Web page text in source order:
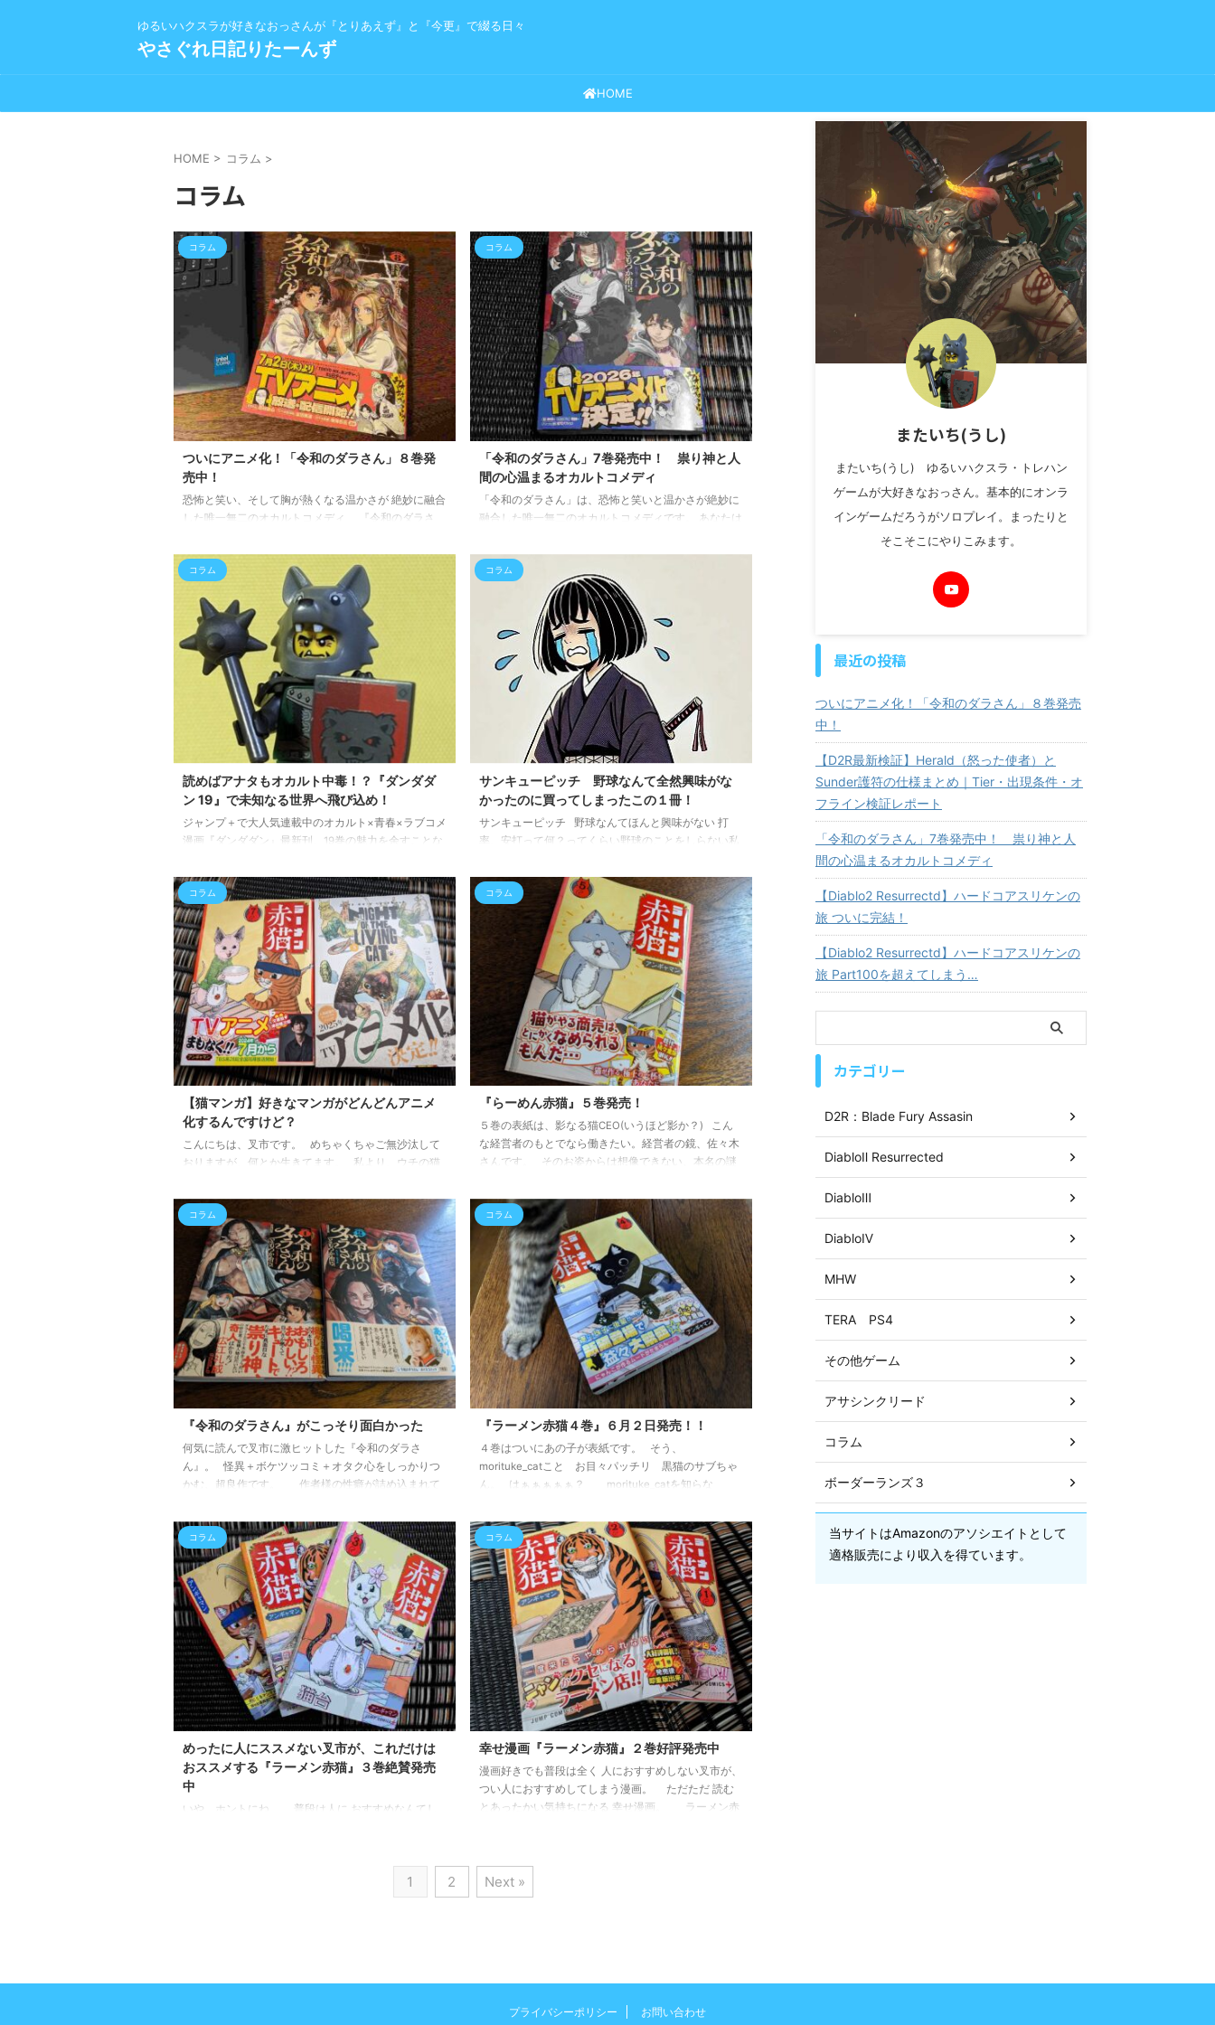
ゆるいハクスラが好きなおっさんが『とりあえず』と『今更』で綴る日々
やさぐれ日記りたーんず
HOME
HOME > コラム >
コラム
コラム
ついにアニメ化！「令和のダラさん」８巻発
売中！
恐怖と笑い、そして胸が熱くなる温かさが 絶妙に融合
した唯一無二のオカルトコメディ 『令和のダラさ
いだけの日常漫画には飽きた…」 「裏設定やストーリ
ーがしっかり練り込まれた深みのある漫画が読みた
い！」 そんなあなたにこそ、今１番おすすめしたい
作品です。 本作は、恐ろしい姿をした半人半蛇の祟
り神 「屋跨斑（やまたぎまだら）」と、 どんな怪異
にも物怖じしない不敵な姉弟の交流を描いた物語。
見た ...
コラム
「令和のダラさん」7巻発売中！ 祟り神と人
間の心温まるオカルトコメディ
「令和のダラさん」は、恐怖と笑いと温かさが絶妙に
融合した唯一無二のオカルトコメディです。 あなたは
か？ 「令和のダラさん」は、半人半蛇の祟り神「屋跨
斑(やまたぎまだら)」と、物怖じしない姉弟の交流を
描いた作品。 恐ろしい見た目なのに優しい心(と胸)を
持つダラさんと、彼女を「ダラさん」と呼んで慕う日
向・薫姉弟の日常が、読者の心をがっちり掴みます。
他の漫画にはない独特の魅力が満載 まず、ホラーと
コメディの絶妙なバランス。 2ちゃんねる ...
コラム
読めばアナタもオカルト中毒！？『ダンダダ
ン 19』で未知なる世界へ飛び込め！
ジャンプ＋で大人気連載中のオカルト×青春×ラブコメ
漫画『ダンダダン』最新刊、19巻の魅力を余すことな
う…」 そう思ったアナタ！もったいない！！！！！ 確
かに、本作にはUFOやUMA、怪異といったオカルト要
素が満載です。しかし、主人公のオカルトマニア・オ
カルンと、霊媒師の家系に生まれた女子高生・綾瀬桃
（モモ）を中心に繰り広げられる物語は、笑いあり、
涙あり、そして胸キュンありのジェットコースターの
ような展開で、ページをめくる手が止まりません！ 19
巻の見どころ ...
コラム
サンキューピッチ 野球なんて全然興味がな
かったのに買ってしまったこの１冊！
サンキューピッチ 野球なんてほんと興味がない 打
率、安打って何？ってくらい野球のことをしらない私
面白いです。 サンキューピッチ 1 (ジャンプコミック
スDIGITAL) 野球知らなくても面白いのがスゴイ！ 住
吉九先生はいい意味で変態だと思います。 だから、
絶対こっちも読んでおくべき！ ハイパーインフレーシ
ョン 6 (ジャンプコミックスDIGITAL) 全６巻だからサ
クッと読めるのがうれしい！ &nbs ...
コラム
【猫マンガ】好きなマンガがどんどんアニメ
化するんですけど？
こんにちは、叉市です。 めちゃくちゃご無沙汰して
おりますが、何とか生きてます。 私より、ウチの猫
事故に遭って歩けなかったり、持病持ちの保護猫たち
だから仕方ないんですけど。 加えて高齢化の波が！
(叉市本人も含む) それでも何とか毎日生きてる！素
晴らしい！ そんな素晴らしいマンガのお話。 ラー
メン赤猫7巻 絶賛発売中！ 叉市、イチオシの誰も不幸
にならな ...
コラム
『らーめん赤猫』５巻発売！
５巻の表紙は、影なる猫CEO(いうほど影か？) こん
な経営者のもとでなら働きたい。経営者の鏡、佐々木
さんです。 そのお姿からは想像できない、本名の謎
読んで下さい。いやマヂで。 ラーメン赤猫５巻 ラ
ーメン赤猫 5 (ジャンプコミックスDIGITAL) ９月４日
発売、絶賛発売中デス！！ なんだかんだでもう５
巻。嬉しい限り。 作者様の飼われている猫ともど ...
コラム
『令和のダラさん』がこっそり面白かった
何気に読んで叉市に激ヒットした『令和のダラさ
ん』。 怪異＋ボケツッコミ＋オタク心をしっかりつ
かむ、超良作です。 作者様の性癖が詰め込まれて
本当にツッコミどころが秀逸です。 また、細かい所
作や表情にも注目して頂きたい。 ダラさんが下着を
つけるシーンとか、作者さんは女性なのでは？と思う
ほど細かい描写がされています。(これ、ホント男性に
はわからないかも？) &nbsp ...
コラム
『ラーメン赤猫４巻』６月２日発売！！
４巻はついにあの子が表紙です。 そう、
morituke_catこと お目々パッチリ 黒猫のサブちゃ
ん。 はぁぁぁぁぁ？ morituke_catを知らな
ださい！ ほとんど人にオススメなんてしない。叉市
が唯一と言っていいほどオススメする 誰も不幸にな
らない幸せなマンガ ラーメン赤猫４巻 ラーメン赤
猫 4 (ジャンプコミックスDIGITAL) &nb ...
コラム
めったに人にススメない叉市が、これだけは
おススメする『ラーメン赤猫』３巻絶賛発売
中
いや、ホントにね。 普段は人に おすすめなんてし
もある。 ・猫好きなら ・ラーメン好きなら ・読ん
でほっこりしたいなら 誰も不幸にならない 幸せな
マンガ ラーメン赤猫３巻 ラーメン赤猫 3 絶賛発売
コラム
幸せ漫画『ラーメン赤猫』２巻好評発売中
漫画好きでも普段は全く 人におすすめしない叉市が、
つい人におすすめしてしまう漫画。 ただただ 読む
とあったかい気持ちになる 幸せ漫画。 ラーメン赤
1 2 Next »
またいち(うし)
またいち(うし) ゆるいハクスラ・トレハン
ゲームが大好きなおっさん。基本的にオンラ
インゲームだろうがソロプレイ。まったりと
そこそこにやりこみます。
最近の投稿
ついにアニメ化！「令和のダラさん」８巻発売
中！
【D2R最新検証】Herald（怒った使者）と
Sunder護符の仕様まとめ｜Tier・出現条件・オ
フライン検証レポート
「令和のダラさん」7巻発売中！ 祟り神と人
間の心温まるオカルトコメディ
【Diablo2 Resurrectd】ハードコアスリケンの
旅 ついに完結！
【Diablo2 Resurrectd】ハードコアスリケンの
旅 Part100を超えてしまう…
カテゴリー
D2R：Blade Fury Assasin
DiabloⅡ Resurrected
DiabloⅢ
DiabloⅣ
MHW
TERA PS4
その他ゲーム
アサシンクリード
コラム
ボーダーランズ３
当サイトはAmazonのアソシエイトとして
適格販売により収入を得ています。
プライバシーポリシー お問い合わせ